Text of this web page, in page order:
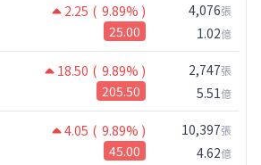
2.25 ( 9.89% )
25.00
4,076張
1.02億
18.50 ( 9.89% )
205.50
2,747張
5.51億
4.05 ( 9.89% )
45.00
10,397張
4.62億